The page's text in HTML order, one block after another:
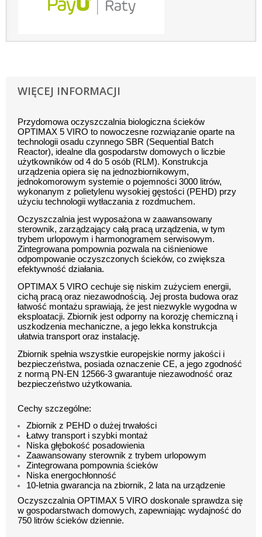
WIĘCEJ INFORMACJI
Przydomowa oczyszczalnia biologiczna ścieków
OPTIMAX 5 VIRO to nowoczesne rozwiązanie oparte na
technologii osadu czynnego SBR (Sequential Batch
Reactor), idealne dla gospodarstw domowych o liczbie
użytkowników od 4 do 5 osób (RLM). Konstrukcja
urządzenia opiera się na jednozbiornikowym,
jednokomorowym systemie o pojemności 3000 litrów,
wykonanym z polietylenu wysokiej gęstości (PEHD) przy
użyciu technologii wytłaczania z rozdmuchem.
Oczyszczalnia jest wyposażona w zaawansowany
sterownik, zarządzający całą pracą urządzenia, w tym
trybem urlopowym i harmonogramem serwisowym.
Zintegrowana pompownia pozwala na ciśnieniowe
odpompowanie oczyszczonych ścieków, co zwiększa
efektywność działania.
OPTIMAX 5 VIRO cechuje się niskim zużyciem energii,
cichą pracą oraz niezawodnością. Jej prosta budowa oraz
łatwość montażu sprawiają, że jest niezwykle wygodna w
eksploatacji. Zbiornik jest odporny na korozję chemiczną i
uszkodzenia mechaniczne, a jego lekka konstrukcja
ułatwia transport oraz instalację.
Zbiornik spełnia wszystkie europejskie normy jakości i
bezpieczeństwa, posiada oznaczenie CE, a jego zgodność
z normą PN-EN 12566-3 gwarantuje niezawodność oraz
bezpieczeństwo użytkowania.
Cechy szczególne:
Zbiornik z PEHD o dużej trwałości
Łatwy transport i szybki montaż
Niska głębokość posadowienia
Zaawansowany sterownik z trybem urlopowym
Zintegrowana pompownia ścieków
Niska energochłonność
10-letnia gwarancja na zbiornik, 2 lata na urządzenie
Oczyszczalnia OPTIMAX 5 VIRO doskonale sprawdza się
w gospodarstwach domowych, zapewniając wydajność do
750 litrów ścieków dziennie.